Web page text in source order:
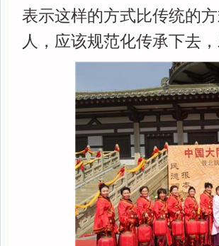
表示这样的方式比传统的
人，应该规范化传承下去，